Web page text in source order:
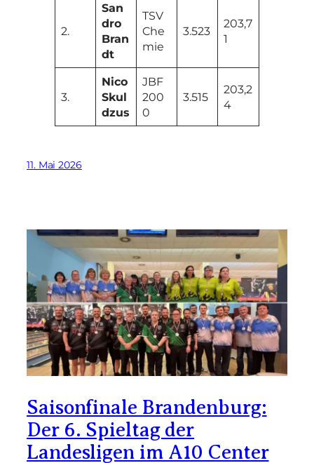
2.
San
dro
Bran
dt
TSV
Che
mie
3.523
203,7
1
3.
Nico
Skul
dzus
JBF
200
0
3.515
203,2
4
11. Mai 2026
Saisonfinale Brandenburg:
Der 6. Spieltag der
Landesligen im A10 Center